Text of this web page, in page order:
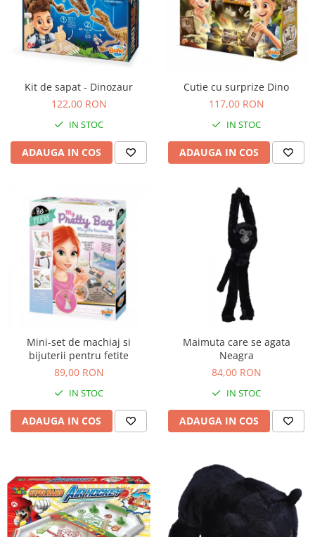
Kit de sapat - Dinozaur
122,00 RON
IN STOC
ADAUGA IN COS
Cutie cu surprize Dino
117,00 RON
IN STOC
ADAUGA IN COS
Mini-set de machiaj si
bijuterii pentru fetite
89,00 RON
IN STOC
ADAUGA IN COS
Maimuta care se agata
Neagra
84,00 RON
IN STOC
ADAUGA IN COS